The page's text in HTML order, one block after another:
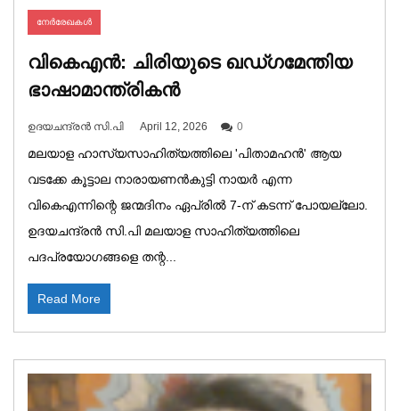
നേര്‍രേഖകള്‍
വികെഎന്‍: ചിരിയുടെ ഖഡ്‌ഗമേന്തിയ
ഭാഷാമാന്ത്രികന്‍
ഉദയചന്ദ്രന്‍ സി.പി April 12, 2026 0
മലയാള ഹാസ്യസാഹിത്യത്തിലെ 'പിതാമഹന്‍' ആയ
വടക്കേ കൂട്ടാല നാരായണന്‍കുട്ടി നായര്‍ എന്ന
വികെഎന്നിന്റെ ജന്മദിനം ഏപ്രില്‍ 7-ന് കടന്ന് പോയല്ലോ.
ഉദയചന്ദ്രന്‍ സി.പി മലയാള സാഹിത്യത്തിലെ
പദപ്രയോഗങ്ങളെ തന്റ...
Read More